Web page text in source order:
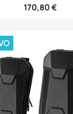
170,80 €